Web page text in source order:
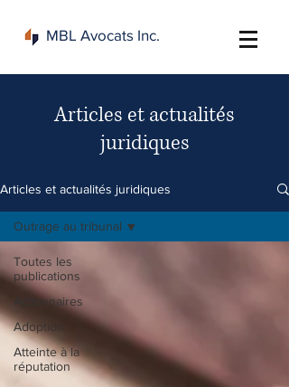
MBL Avocats Inc.
Articles et actualités
juridiques
Articles et actualités juridiques
Toutes les
publications
Actionnaires
Adoption
Atteinte à la
réputation
Outrage au tribunal